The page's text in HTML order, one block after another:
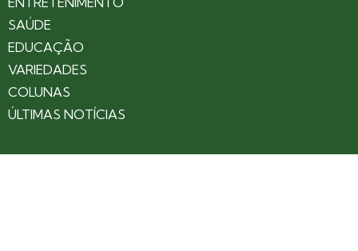
SAÚDE
EDUCAÇÃO
VARIEDADES
COLUNAS
ÚLTIMAS NOTÍCIAS